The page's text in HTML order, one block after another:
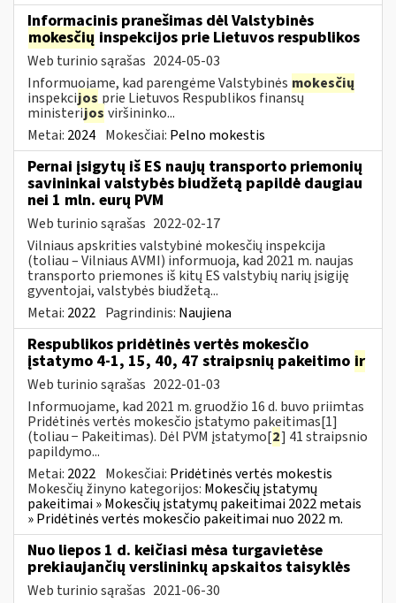
Informacinis pranešimas dėl Valstybinės
mokesčių inspekcijos prie Lietuvos respublikos
Web turinio sąrašas 2024-05-03
Informuojame, kad parengėme Valstybinės mokesčių
inspekcijos prie Lietuvos Respublikos finansų
ministerijos viršininko...
Metai: 2024 Mokesčiai: Pelno mokestis
Pernai įsigytų iš ES naujų transporto priemonių
savininkai valstybės biudžetą papildė daugiau
nei 1 mln. eurų PVM
Web turinio sąrašas 2022-02-17
Vilniaus apskrities valstybinė mokesčių inspekcija
(toliau – Vilniaus AVMI) informuoja, kad 2021 m. naujas
transporto priemones iš kitų ES valstybių narių įsigiję
gyventojai, valstybės biudžetą...
Metai: 2022 Pagrindinis: Naujiena
Respublikos pridėtinės vertės mokesčio
įstatymo 4-1, 15, 40, 47 straipsnių pakeitimo ir
Web turinio sąrašas 2022-01-03
Informuojame, kad 2021 m. gruodžio 16 d. buvo priimtas
Pridėtinės vertės mokesčio įstatymo pakeitimas[1]
(toliau − Pakeitimas). Dėl PVM įstatymo[2] 41 straipsnio
papildymo...
Metai: 2022 Mokesčiai: Pridėtinės vertės mokestis
Mokesčių žinyno kategorijos: Mokesčių įstatymų
pakeitimai » Mokesčių įstatymų pakeitimai 2022 metais
» Pridėtinės vertės mokesčio pakeitimai nuo 2022 m.
Nuo liepos 1 d. keičiasi mėsa turgavietėse
prekiaujančių verslininkų apskaitos taisyklės
Web turinio sąrašas 2021-06-30